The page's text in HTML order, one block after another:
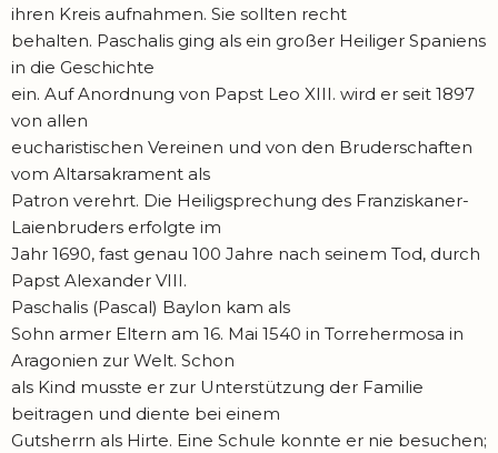
ihren Kreis aufnahmen. Sie sollten recht
behalten. Paschalis ging als ein großer Heiliger Spaniens
in die Geschichte
ein. Auf Anordnung von Papst Leo XIII. wird er seit 1897
von allen
eucharistischen Vereinen und von den Bruderschaften
vom Altarsakrament als
Patron verehrt. Die Heiligsprechung des Franziskaner-
Laienbruders erfolgte im
Jahr 1690, fast genau 100 Jahre nach seinem Tod, durch
Papst Alexander VIII.
Paschalis (Pascal) Baylon kam als
Sohn armer Eltern am 16. Mai 1540 in Torrehermosa in
Aragonien zur Welt. Schon
als Kind musste er zur Unterstützung der Familie
beitragen und diente bei einem
Gutsherrn als Hirte. Eine Schule konnte er nie besuchen;